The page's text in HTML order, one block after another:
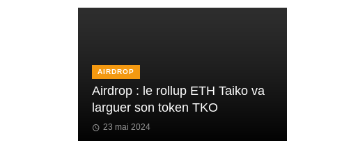
AIRDROP
Airdrop : le rollup ETH Taiko va
larguer son token TKO
23 mai 2024